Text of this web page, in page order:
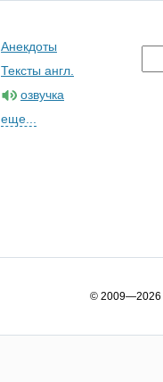
Анекдоты
Тексты англ.
озвучка
еще...
© 2009—2026